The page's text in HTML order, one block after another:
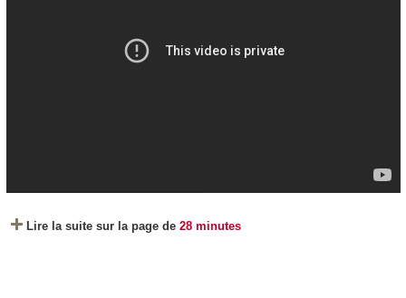
Lire la suite sur la page de 28 minutes